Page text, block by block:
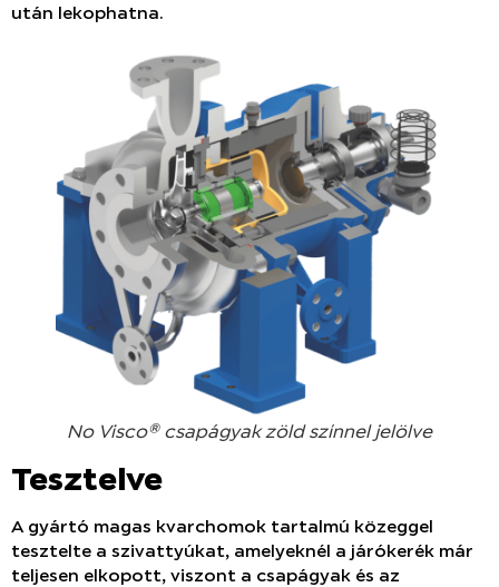
után lekophatna.
No Visco® csapágyak zöld színnel jelölve
Tesztelve
A gyártó magas kvarchomok tartalmú közeggel
tesztelte a szivattyúkat, amelyeknél a járókerék már
teljesen elkopott, viszont a csapágyak és az